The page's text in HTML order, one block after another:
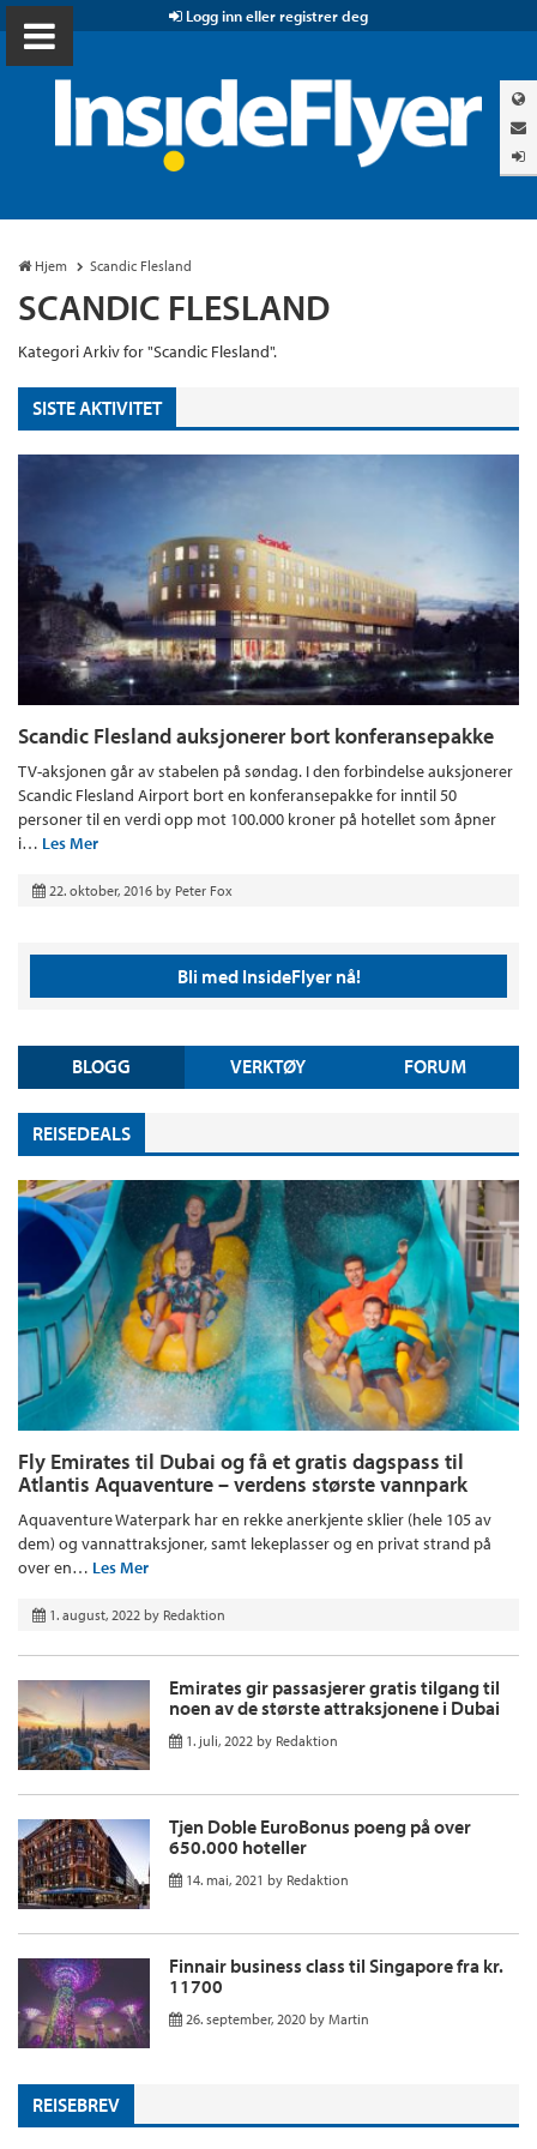
Logg inn eller registrer deg
Hjem Scandic Flesland
SCANDIC FLESLAND
Kategori Arkiv for "Scandic Flesland".
SISTE AKTIVITET
Scandic Flesland auksjonerer bort konferansepakke
TV-aksjonen går av stabelen på søndag. I den forbindelse auksjonerer
Scandic Flesland Airport bort en konferansepakke for inntil 50
personer til en verdi opp mot 100.000 kroner på hotellet som åpner
i… Les Mer
22. oktober, 2016 by Peter Fox
Bli med InsideFlyer nå!
BLOGG VERKTØY FORUM
REISEDEALS
Fly Emirates til Dubai og få et gratis dagspass til
Atlantis Aquaventure – verdens største vannpark
Aquaventure Waterpark har en rekke anerkjente sklier (hele 105 av
dem) og vannattraksjoner, samt lekeplasser og en privat strand på
over en… Les Mer
1. august, 2022 by Redaktion
Emirates gir passasjerer gratis tilgang til
noen av de største attraksjonene i Dubai
1. juli, 2022 by Redaktion
Tjen Doble EuroBonus poeng på over
650.000 hoteller
14. mai, 2021 by Redaktion
Finnair business class til Singapore fra kr.
11700
26. september, 2020 by Martin
REISEBREV